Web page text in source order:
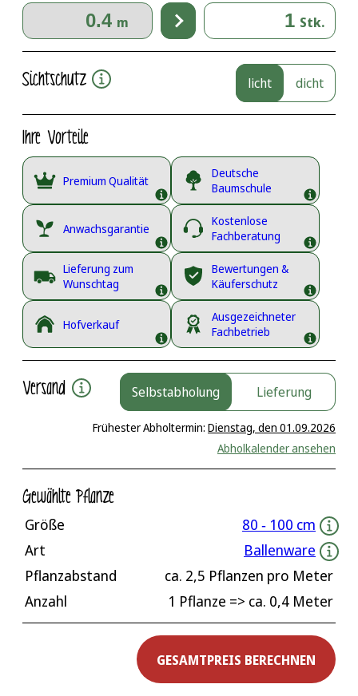
m Stk.
Sichtschutz licht dicht
Ihre Vorteile
Premium Qualität
Deutsche
Baumschule
Anwachsgarantie
Kostenlose
Fachberatung
Lieferung zum
Wunschtag
Bewertungen &
Käuferschutz
Hofverkauf
Ausgezeichneter
Fachbetrieb
Versand Selbstabholung Lieferung
Frühester Abholtermin: Dienstag, den 01.09.2026
Abholkalender ansehen
Gewählte Pflanze
Größe
80 ‐ 100 cm
Art
Ballenware
Pflanzabstand
ca. 2,5 Pflanzen pro Meter
Anzahl
1 Pflanze => ca. 0,4 Meter
GESAMTPREIS BERECHNEN